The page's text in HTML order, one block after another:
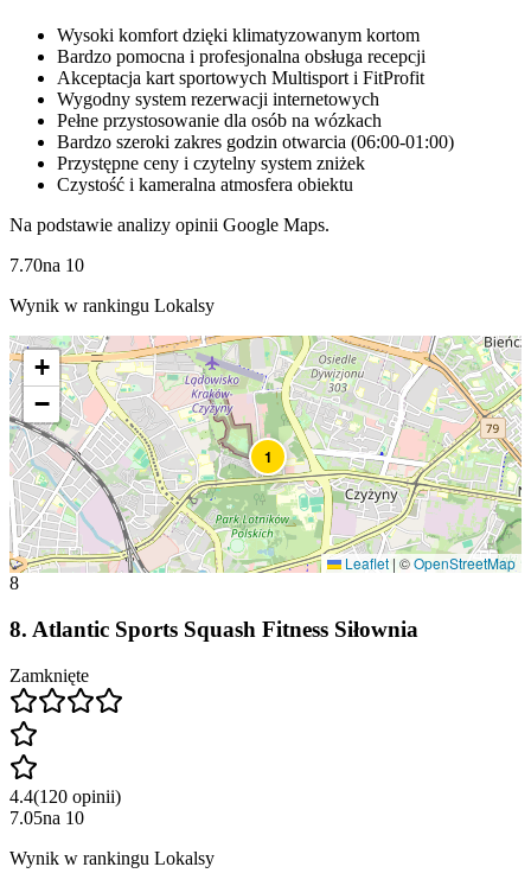
Wysoki komfort dzięki klimatyzowanym kortom
Bardzo pomocna i profesjonalna obsługa recepcji
Akceptacja kart sportowych Multisport i FitProfit
Wygodny system rezerwacji internetowych
Pełne przystosowanie dla osób na wózkach
Bardzo szeroki zakres godzin otwarcia (06:00-01:00)
Przystępne ceny i czytelny system zniżek
Czystość i kameralna atmosfera obiektu
Na podstawie analizy opinii Google Maps.
7.70na 10
Wynik w rankingu Lokalsy
1
+
−
Leaflet | ©OpenStreetMap
8
8. Atlantic Sports Squash Fitness Siłownia
Zamknięte
4.4(120 opinii)
7.05na 10
Wynik w rankingu Lokalsy